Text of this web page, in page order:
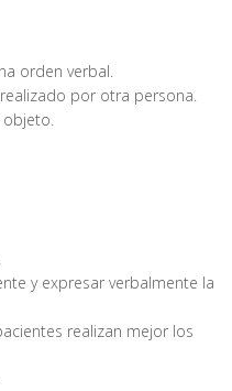
orden verbal.
por otra persona.
objeto.
y expresar verbalmente la
realizan mejor los